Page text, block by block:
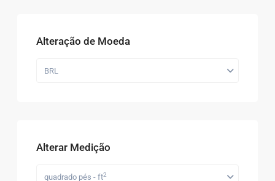
Alteração de Moeda
BRL
Alterar Medição
quadrado pés - ft2